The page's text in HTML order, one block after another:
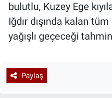
bulutlu, Kuzey Ege
Iğdır dışında kalan
yağışlı geçeceği
Paylaş